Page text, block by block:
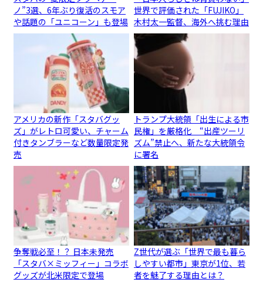
ノ”3選、6年ぶり復活のスモア
や話題の「ユニコーン」も登場
世界で評価された「FUJIKO」
木村太一監督、海外へ挑む理由
アメリカの新作「スタバグッ
ズ」がレトロ可愛い、チャーム
付きタンブラーなど数量限定発
売
トランプ大統領「出生による市
民権」を厳格化 “出産ツーリ
ズム”禁止へ、新たな大統領令
に署名
争奪戦必至！？ 日本未発売
「スタバ×ミッフィー」コラボ
グッズが北米限定で登場
Z世代が選ぶ「世界で最も暮ら
しやすい都市」東京が1位、若
者を魅了する理由とは？